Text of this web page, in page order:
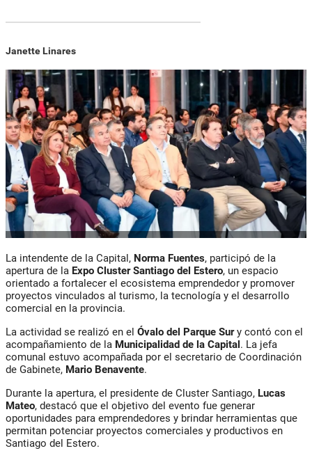
Janette Linares
La intendente de la Capital, Norma Fuentes, participó de la
apertura de la Expo Cluster Santiago del Estero, un espacio
orientado a fortalecer el ecosistema emprendedor y promover
proyectos vinculados al turismo, la tecnología y el desarrollo
comercial en la provincia.
La actividad se realizó en el Óvalo del Parque Sury contó con el
acompañamiento de la Municipalidad de la Capital. La jefa
comunal estuvo acompañada por el secretario de Coordinación
de Gabinete, Mario Benavente.
Durante la apertura, el presidente de Cluster Santiago, Lucas
Mateo, destacó que el objetivo del evento fue generar
oportunidades para emprendedores y brindar herramientas que
permitan potenciar proyectos comerciales y productivos en
Santiago del Estero.